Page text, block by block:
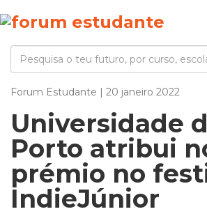
Forum Estudante | 20 janeiro 2022
Universidade
Porto atribui
prémio no
IndieJúnior